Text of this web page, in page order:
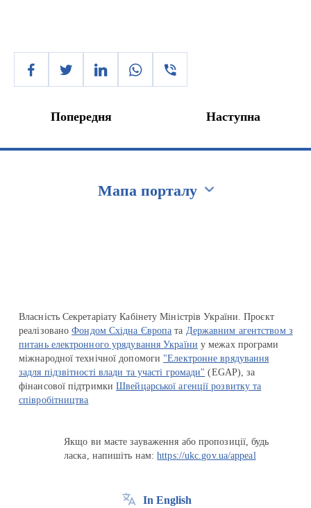
Попередня Наступна
Мапа порталу
Власність Секретаріату Кабінету Міністрів України. Проєкт
реалізованоФондом Східна Європа та Державним агентством з
питань електронного урядування України у межах програми
міжнародної технічної допомоги "Електронне врядування
задля підзвітності влади та участі громади" (EGAP), за
фінансової підтримкиШвейцарської агенції розвитку та
співробітництва
Якщо ви маєте зауваження або пропозиції, будь
ласка, напишіть нам:https://ukc.gov.ua/appeal
In English